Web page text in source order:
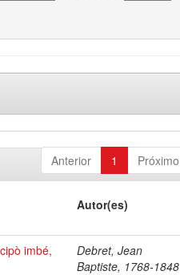
Anterior 1 Próximo
Autor(es)
imbé,
Debret, Jean
Baptiste, 1768-1848